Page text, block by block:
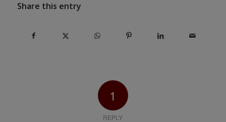
Share this entry
1
REPLY